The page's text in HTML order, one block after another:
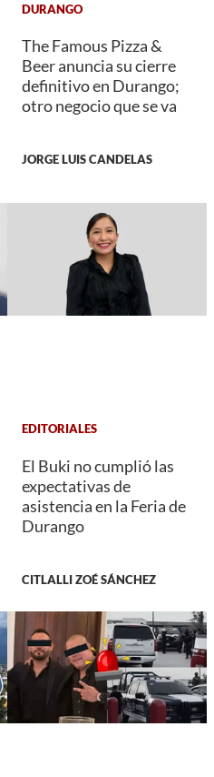
DURANGO
The Famous Pizza &
Beer anuncia su cierre
definitivo en Durango;
otro negocio que se va
JORGE LUIS CANDELAS
EDITORIALES
El Buki no cumplió las
expectativas de
asistencia en la Feria de
Durango
CITLALLI ZOÉ SÁNCHEZ